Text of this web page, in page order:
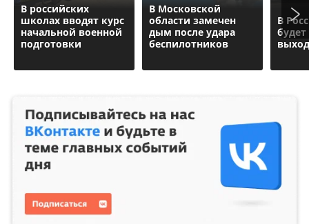
В российских
школах вводят курс
начальной военной
подготовки
В Московской
области замечен
дым после удара
беспилотников
В